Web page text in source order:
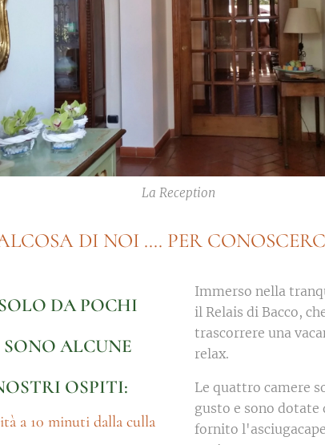
La Reception
DI NOI .... PER
DA POCHI
SONO ALCUNE
OSPITI:
a 10 minuti dalla culla
Immerso nella
il Relais di Bacco,
trascorrere una
relax.
Le quattro camere
gusto e sono dotate
fornito